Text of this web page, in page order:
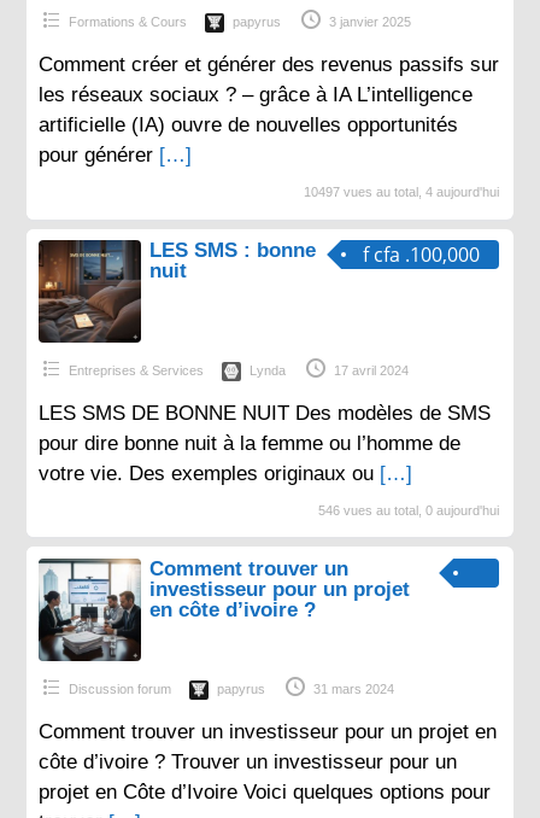
Formations & Cours papyrus 3 janvier 2025
Comment créer et générer des revenus passifs sur
les réseaux sociaux ? – grâce à IA L’intelligence
artificielle (IA) ouvre de nouvelles opportunités
pour générer […]
10497 vues au total, 4 aujourd'hui
f cfa .100,000
LES SMS : bonne
nuit
Entreprises & Services Lynda 17 avril 2024
LES SMS DE BONNE NUIT Des modèles de SMS
pour dire bonne nuit à la femme ou l’homme de
votre vie. Des exemples originaux ou […]
546 vues au total, 0 aujourd'hui
Comment trouver un
investisseur pour un projet
en côte d’ivoire ?
Discussion forum papyrus 31 mars 2024
Comment trouver un investisseur pour un projet en
côte d’ivoire ? Trouver un investisseur pour un
projet en Côte d’Ivoire Voici quelques options pour